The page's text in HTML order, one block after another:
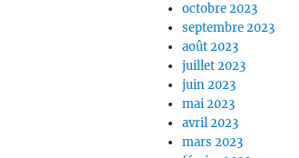
octobre 2023
septembre 2023
août 2023
juillet 2023
juin 2023
mai 2023
avril 2023
mars 2023